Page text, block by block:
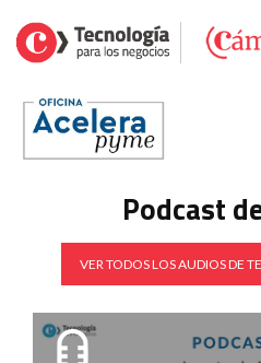
Podcast
VER TODOS LOS AUDIOS DE